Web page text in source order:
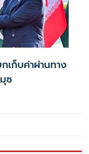
เก็บค่าผ่านทาง
ซ